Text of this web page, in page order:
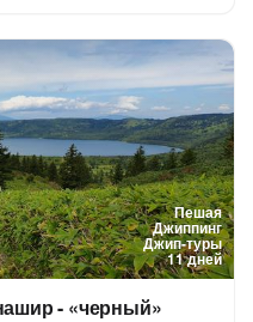
Пешая
Джиппинг
Джип-туры
11 дней
- «черный»